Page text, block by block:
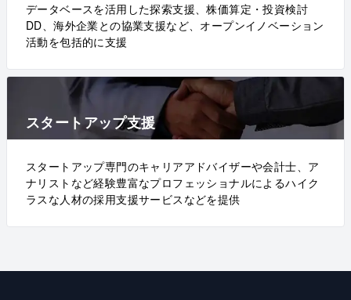
データベースを活用した探索支援、株価算定・投資検討
DD、海外企業との協業支援など、オープンイノベーション
活動を包括的に支援
スタートアップ支援
スタートアップ専門のキャリアアドバイザーや会計士、ア
ナリストなど経験豊富なプロフェッショナルによるハイク
ラスな人材の採用支援サービスなどを提供